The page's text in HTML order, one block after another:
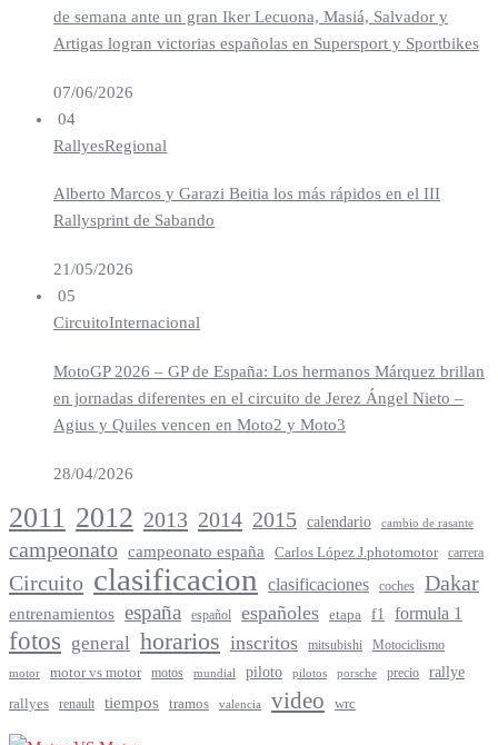
de semana ante un gran Iker Lecuona, Masiá, Salvador y
Artigas logran victorias españolas en Supersport y Sportbikes
07/06/2026
04
RallyesRegional
Alberto Marcos y Garazi Beitia los más rápidos en el III
Rallysprint de Sabando
21/05/2026
05
CircuitoInternacional
MotoGP 2026 – GP de España: Los hermanos Márquez brillan
en jornadas diferentes en el circuito de Jerez Ángel Nieto –
Agius y Quiles vencen en Moto2 y Moto3
28/04/2026
2011 2012 2013 2014 2015 calendario cambio de rasante
campeonato campeonato españa Carlos López J.photomotor carrera
Circuito clasificacion clasificaciones coches Dakar
entrenamientos españa español españoles etapa f1 formula 1
fotos general horarios inscritos mitsubishi Motociclismo
motor motor vs motor motos mundial piloto pilotos porsche precio rallye
rallyes renault tiempos tramos valencia video wrc